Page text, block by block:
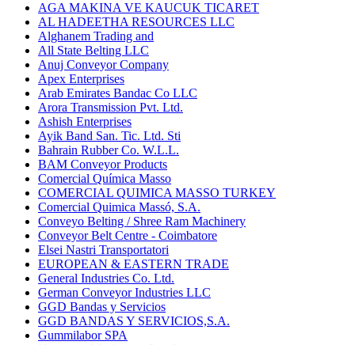
AGA MAKINA VE KAUCUK TICARET
AL HADEETHA RESOURCES LLC
Alghanem Trading and
All State Belting LLC
Anuj Conveyor Company
Apex Enterprises
Arab Emirates Bandac Co LLC
Arora Transmission Pvt. Ltd.
Ashish Enterprises
Ayik Band San. Tic. Ltd. Sti
Bahrain Rubber Co. W.L.L.
BAM Conveyor Products
Comercial Química Masso
COMERCIAL QUIMICA MASSO TURKEY
Comercial Quimica Massó, S.A.
Conveyo Belting / Shree Ram Machinery
Conveyor Belt Centre - Coimbatore
Elsei Nastri Transportatori
EUROPEAN & EASTERN TRADE
General Industries Co. Ltd.
German Conveyor Industries LLC
GGD Bandas y Servicios
GGD BANDAS Y SERVICIOS,S.A.
Gummilabor SPA